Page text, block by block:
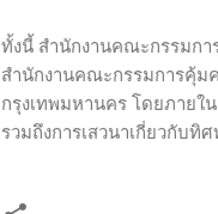
ทั้งนี้ สำนักงานคณะกรรมก
สำนักงานคณะกรรมการคุ้ม
กรุงเทพมหานคร โดยภายใ
รวมถึงการเสวนาเกี่ยวกับ